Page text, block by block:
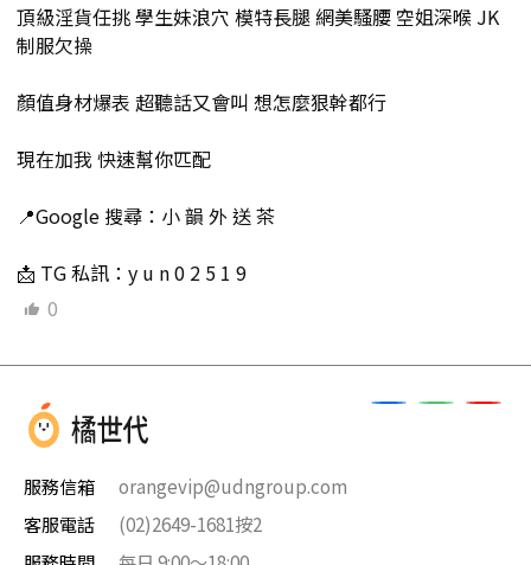
頂級淫貨任挑 學生妹浪穴 模特長腿 網美騷腰 空姐深喉 JK
制服欠操
顏值身材爆表 超聽話又會叫 想怎麼狠幹都行
現在加我 快速幫你匹配
📍Google 搜尋：小 韻 外 送 茶
📩 TG 私訊：y u n 0 2 5 1 9
0
服務信箱
orangevip@udngroup.com
客服電話
(02)2649-1681按2